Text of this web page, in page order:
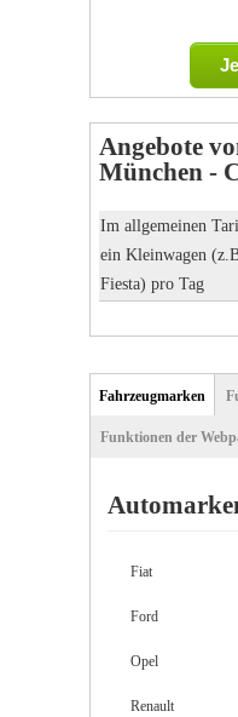
Angebote
München -
Im allgemeinen
ein Kleinwagen
Fiesta) pro Tag
Tab function
Fahrzeugmarken
Funktionen der
Fiat
Ford
Opel
Renault